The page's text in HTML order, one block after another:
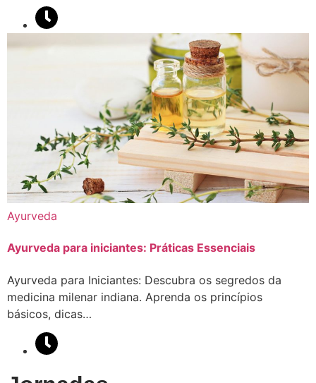
Ayurveda
Ayurveda para iniciantes: Práticas Essenciais
Ayurveda para Iniciantes: Descubra os segredos da
medicina milenar indiana. Aprenda os princípios
básicos, dicas…